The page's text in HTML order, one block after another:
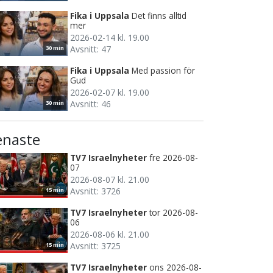
30 min
Fika i Uppsala Det finns alltid
mer
2026-02-14 kl. 19.00
Avsnitt: 47
30 min
Fika i Uppsala Med passion för
Gud
2026-02-07 kl. 19.00
Avsnitt: 46
15 min
TV7 Israelnyheter fre 2026-08-
07
2026-08-07 kl. 21.00
Avsnitt: 3726
15 min
TV7 Israelnyheter tor 2026-08-
06
2026-08-06 kl. 21.00
Avsnitt: 3725
TV7 Israelnyheter ons 2026-08-